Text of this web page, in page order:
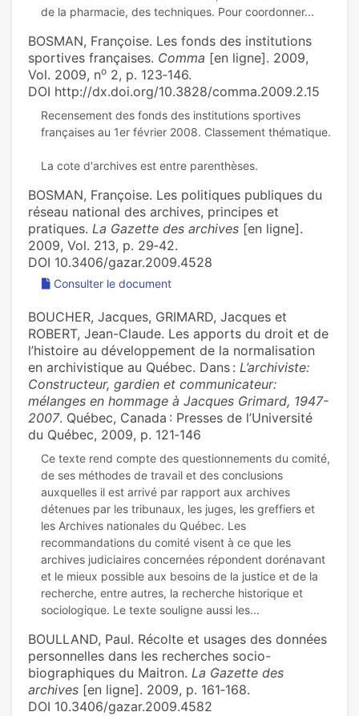
BOSMAN, Françoise. Les fonds des institutions
sportives françaises. Comma [en ligne]. 2009,
Vol. 2009, no 2, p. 123‑146.
DOI http://dx.doi.org/10.3828/comma.2009.2.15
Recensement des fonds des institutions sportives
françaises au 1er février 2008. Classement thématique.
BOSMAN, Françoise. Les politiques publiques du
réseau national des archives, principes et
pratiques. La Gazette des archives [en ligne].
2009, Vol. 213, p. 29‑42.
DOI 10.3406/gazar.2009.4528
Consulter le document
BOUCHER, Jacques, GRIMARD, Jacques et
ROBERT, Jean-Claude. Les apports du droit et de
l’histoire au développement de la normalisation
en archivistique au Québec. Dans : L’archiviste:
Constructeur, gardien et communicateur:
mélanges en hommage à Jacques Grimard, 1947-
2007. Québec, Canada : Presses de l’Université
du Québec, 2009, p. 121‑146
Ce texte rend compte des questionnements du comité,
de ses méthodes de travail et des conclusions
auxquelles il est arrivé par rapport aux archives
détenues par les tribunaux, les juges, les greffiers et
les Archives nationales du Québec. Les
recommandations du comité visent à ce que les
archives judiciaires concernées répondent dorénavant
et le mieux possible aux besoins de la justice et de la
recherche, entre autres, la recherche historique et
BOULLAND, Paul. Récolte et usages des données
personnelles dans les recherches socio-
biographiques du Maitron. La Gazette des
archives [en ligne]. 2009, p. 161‑168.
DOI 10.3406/gazar.2009.4582